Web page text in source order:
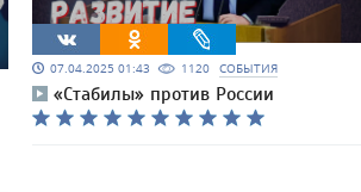
07.04.2025 01:43 1120 СОБЫТИЯ
«Стабилы» против России